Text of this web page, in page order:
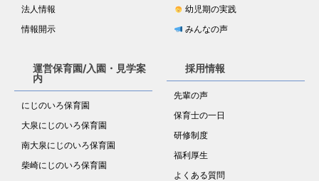
法人情報
情報開示
幼児期の実践
みんなの声
運営保育園/入園・見学案
内
にじのいろ保育園
大泉にじのいろ保育園
南大泉にじのいろ保育園
柴崎にじのいろ保育園
採用情報
先輩の声
保育士の一日
研修制度
福利厚生
よくある質問